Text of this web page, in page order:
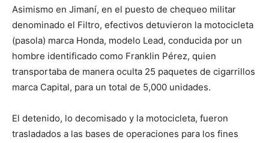
Asimismo en Jimaní, en el puesto de chequeo militar
denominado el Filtro, efectivos detuvieron la motocicleta
(pasola) marca Honda, modelo Lead, conducida por un
hombre identificado como Franklin Pérez, quien
transportaba de manera oculta 25 paquetes de cigarrillos
marca Capital, para un total de 5,000 unidades.
El detenido, lo decomisado y la motocicleta, fueron
trasladados a las bases de operaciones para los fines